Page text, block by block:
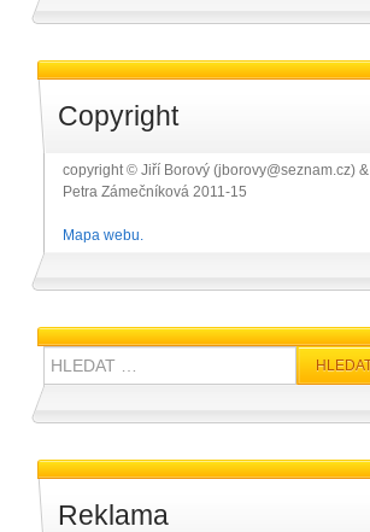
Copyright
copyright © Jiří Borový (jborovy@seznam.cz) &
Petra Zámečníková 2011-15
Mapa webu.
Hledat:
Reklama